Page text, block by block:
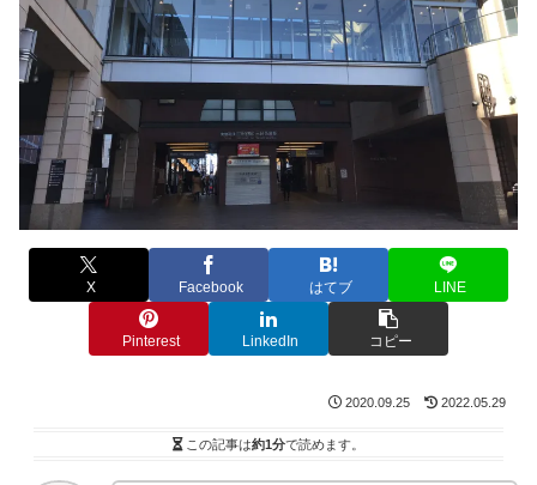
X Facebook はてブ LINE
Pinterest LinkedIn コピー
2020.09.25 2022.05.29
この記事は約1分で読めます。